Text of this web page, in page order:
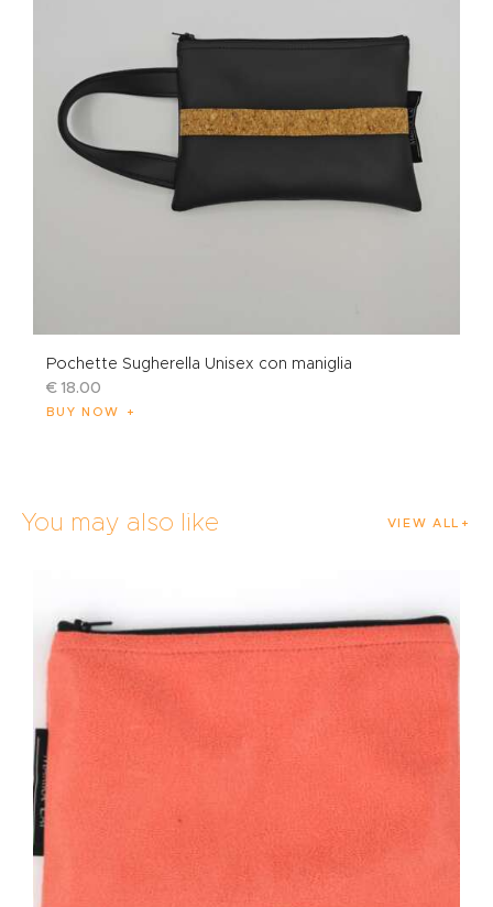
Pochette Sugherella Unisex con maniglia
€ 18.00
BUY NOW
You may also like VIEW ALL